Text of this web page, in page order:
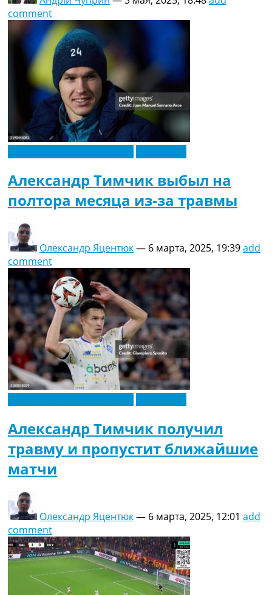
comment
Александр Тимчик выбыл на
полтора месяца из-за травмы
Олександр Яцентюк— 6 марта, 2025, 19:39add
comment
Александр Тимчик получил
травму и пропустит ближайшие
матчи
Олександр Яцентюк— 6 марта, 2025, 12:01 add
comment